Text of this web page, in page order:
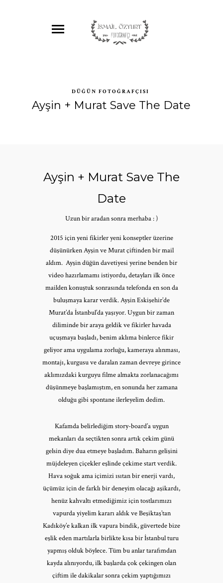
DÜĞÜN FOTOĞRAFÇISI
Ayşin + Murat Save The Date
Ayşin + Murat Save The
Date
Uzun bir aradan sonra merhaba : )
2015 için yeni fikirler yeni konseptler üzerine
düşünürken Ayşin ve Murat çiftinden bir mail
aldım. Ayşin düğün davetiyesi yerine benden bir
video hazırlamamı istiyordu, detayları ilk önce
mailden konuştuk sonrasında telefonda en son da
buluşmaya karar verdik. Ayşin Eskişehir’de
Murat’da İstanbul’da yaşıyor. Uygun bir zaman
diliminde bir araya geldik ve fikirler havada
uçuşmaya başladı, benim aklıma binlerce fikir
geliyor ama uygulama zorluğu, kameraya alınması,
montajı, kurgusu ve daralan zaman devreye girince
aklımızdaki kurguyu filme almakta zorlanacağımı
düşünmeye başlamıştım, en sonunda her zamana
olduğu gibi spontane ilerleyelim dedim.
Kafamda belirlediğim story-board’a uygun
mekanları da seçtikten sonra artık çekim günü
gelsin diye dua etmeye başladım. Baharın gelişini
müjdeleyen çiçekler eşlinde çekime start verdik.
Hava soğuk ama içimizi ısıtan bir enerji vardı,
üçümüz için de farklı bir deneyim olacağı aşikardı,
henüz kahvaltı etmediğimiz için tostlarımızı
vapurda yiyelim kararı aldık ve Beşiktaş’tan
Kadıköy’e kalkan ilk vapura bindik, güvertede bize
eşlik eden martılarla birlikte kısa bir İstanbul turu
yapmış olduk böylece. Tüm bu anlar tarafımdan
kayda alınıyordu, ilk başlarda çok çekingen olan
çiftim ile dakikalar sonra çekim yaptığımızı